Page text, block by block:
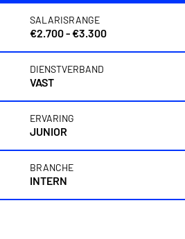
SALARISRANGE
€2.700 - €3.300
DIENSTVERBAND
VAST
ERVARING
JUNIOR
BRANCHE
INTERN